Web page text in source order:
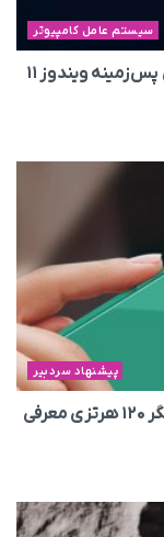
سیستم عامل کامپیوتر
مایکروسافت شایعات جاسوسی سرویس‌های پس‌زمینه ویندوز ۱۱
پیشنهاد سردبیر
سامسونگ گوشی Galaxy F70 Pro را با نمایشگر ۱۲۰ هرتزی معرفی